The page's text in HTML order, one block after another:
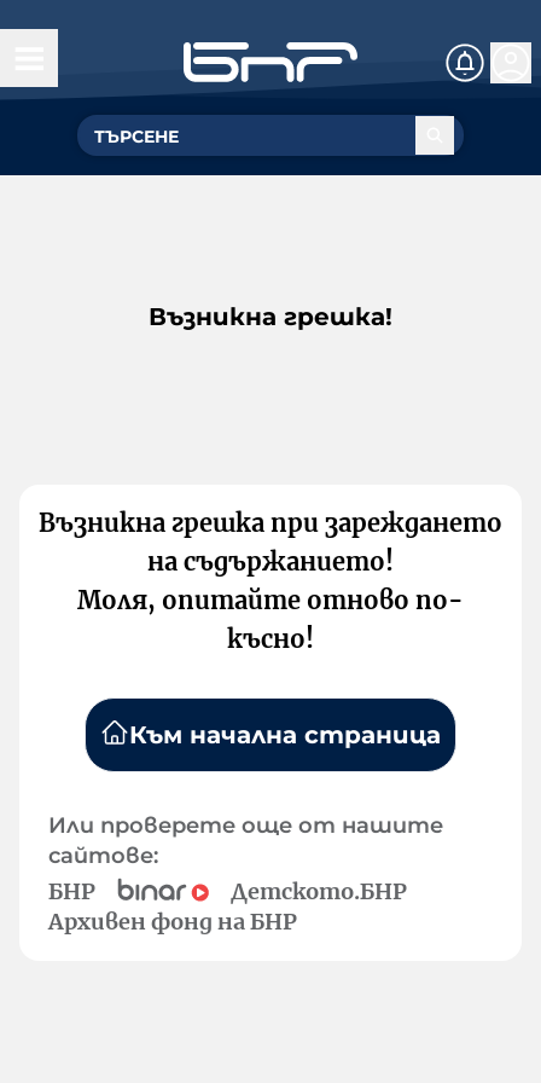
Възникна грешка!
Възникна грешка при зареждането
на съдържанието!
Моля, опитайте отново по-
късно!
Към начална страница
Или проверете още от нашите
сайтове:
БНР
Детското.БНР
Архивен фонд на БНР